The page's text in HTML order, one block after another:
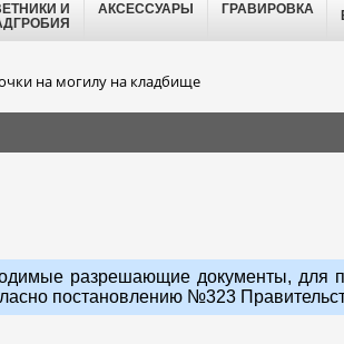
И
АКСЕССУАРЫ ГРАВИРОВКА
на могилу на кладбище
разрешающие документы, для
постановлению №323